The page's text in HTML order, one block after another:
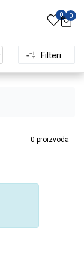
0 0
Filteri
0 proizvoda